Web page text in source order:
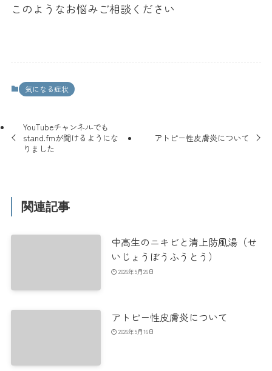
このようなお悩みご相談ください
気になる症状
YouTubeチャンネルでも
stand.fmが聞けるようにな
りました
アトピー性皮膚炎について
関連記事
中高生のニキビと清上防風湯（せ
いじょうぼうふうとう）
2026年5月26日
アトピー性皮膚炎について
2026年5月16日